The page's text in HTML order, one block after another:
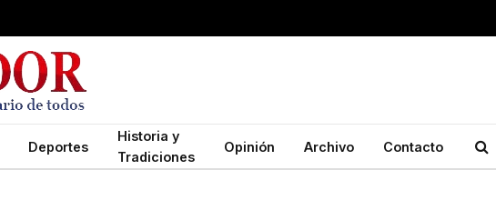
Deportes
Historia y
Tradiciones
Opinión Archivo Contacto